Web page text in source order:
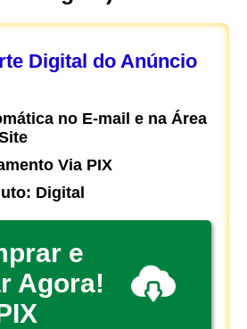
Digital do Anúncio
no E-mail e na Área
Via PIX
Digital
e
Agora!